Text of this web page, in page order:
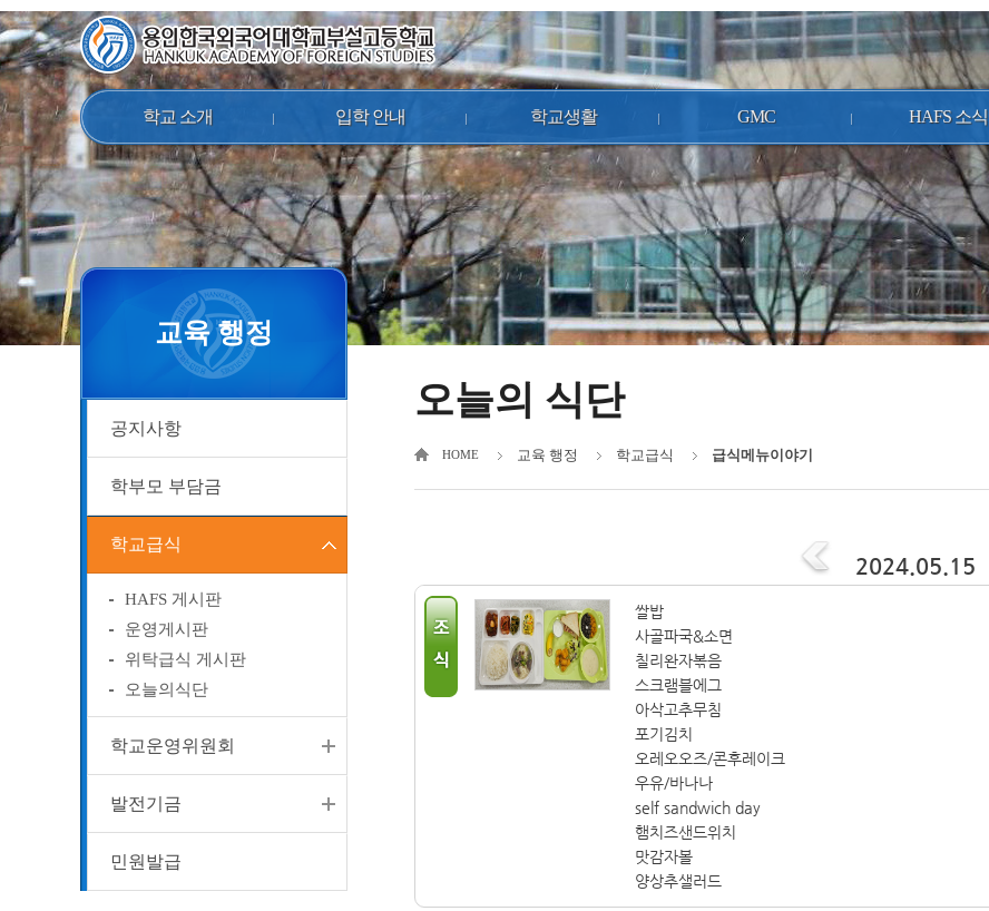
학교 소개 입학 안내 학교생활 GMC HAFS 소식
교육 행정
공지사항
학부모 부담금
학교급식
HAFS 게시판
운영게시판
위탁급식 게시판
오늘의식단
학교운영위원회
발전기금
민원발급
HOME 교육 행정 학교급식 급식메뉴이야기
오늘의 식단
2024.05.15
쌀밥
사골파국&소면
칠리완자볶음
스크램블에그
아삭고추무침
포기김치
오레오오즈/콘후레이크
우유/바나나
self sandwich day
햄치즈샌드위치
맛감자볼
양상추샐러드